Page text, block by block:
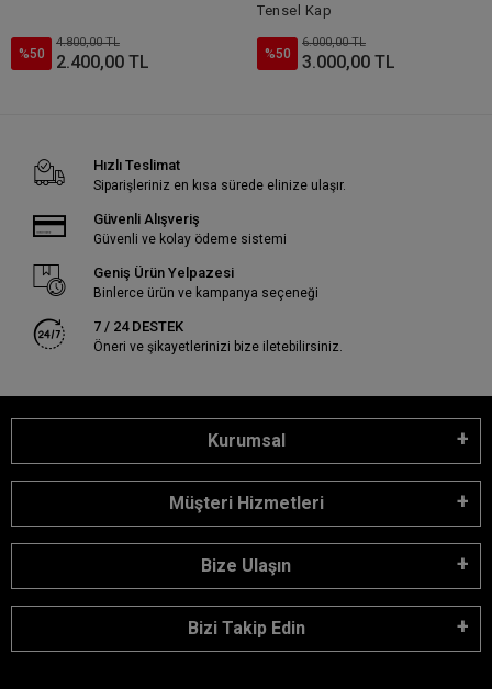
%50
4.800,00 TL
2.400,00 TL
Tensel Kap
%50
6.000,00 TL
3.000,00 TL
Hızlı Teslimat
Siparişleriniz en kısa sürede elinize ulaşır.
Güvenli Alışveriş
Güvenli ve kolay ödeme sistemi
Geniş Ürün Yelpazesi
Binlerce ürün ve kampanya seçeneği
7 / 24 DESTEK
Öneri ve şikayetlerinizi bize iletebilirsiniz.
Kurumsal
Müşteri Hizmetleri
Bize Ulaşın
Bizi Takip Edin